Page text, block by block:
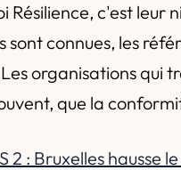
c'est leur
connues, les
organisations qui
que la
2 : Bruxelles hausse